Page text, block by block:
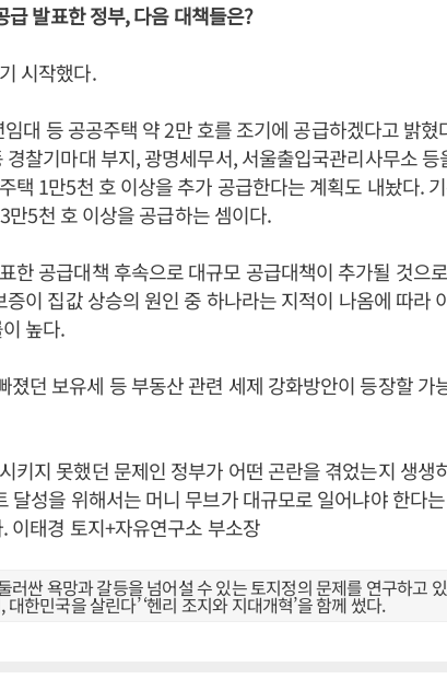
발표한 정부, 다음 대책들은?
시작했다.
대 등 공공주택 약 2만 호를 조기에 공급하겠다고 밝혔
찰기마대 부지, 광명세무서, 서울출입국관리사무소 등
택 1만5천 호 이상을 추가 공급한다는 계획도 내놨다.
5천 호 이상을 공급하는 셈이다.
한 공급대책 후속으로 대규모 공급대책이 추가될 것으로
이 집값 상승의 원인 중 하나라는 지적이 나옴에 따라
높다.
졌던 보유세 등 부동산 관련 세제 강화방안이 등장할 가
키지 못했던 문제인 정부가 어떤 곤란을 겪었는지 생생
달성을 위해서는 머니 무브가 대규모로 일어냐야 한다
이태경 토지+자유연구소 부소장
러싼 욕망과 갈등을 넘어설 수 있는 토지정의 문제를 연구하고 있
대한민국을 살린다’ ‘헨리 조지와 지대개혁’을 함께 썼다.